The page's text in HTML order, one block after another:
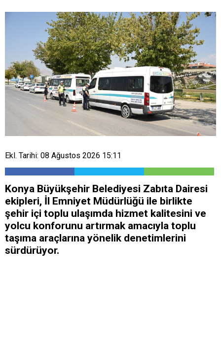
Ekl. Tarihi: 08 Ağustos 2026 15:11
Konya Büyükşehir Belediyesi Zabıta Dairesi
ekipleri, İl Emniyet Müdürlüğü ile birlikte
şehir içi toplu ulaşımda hizmet kalitesini ve
yolcu konforunu artırmak amacıyla toplu
taşıma araçlarına yönelik denetimlerini
sürdürüyor.